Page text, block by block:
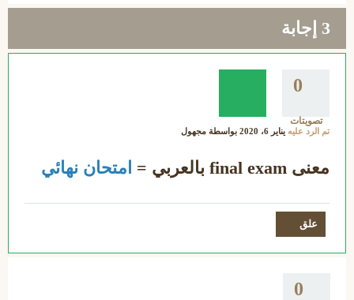
3 إجابة
0
تصويتات
تم الرد عليه يناير 6، 2020 بواسطة مجهول
معنى final exam بالعربي = امتحان نهائي
0